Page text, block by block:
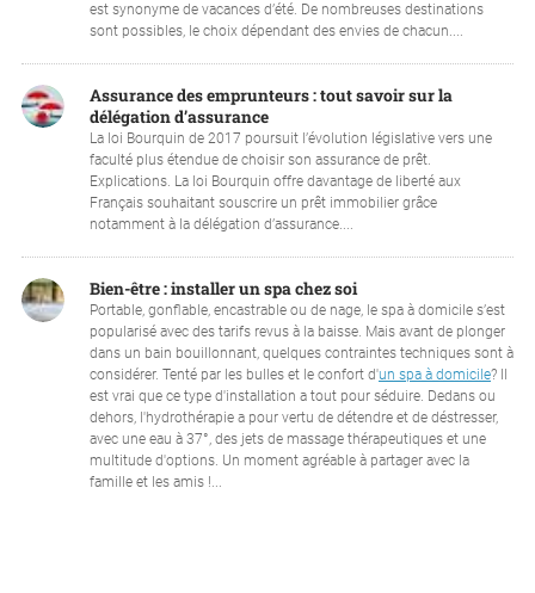
est synonyme de vacances d’été. De nombreuses destinations
sont possibles, le choix dépendant des envies de chacun....
Assurance des emprunteurs : tout savoir sur la
délégation d’assurance
La loi Bourquin de 2017 poursuit l’évolution législative vers une
faculté plus étendue de choisir son assurance de prêt.
Explications. La loi Bourquin offre davantage de liberté aux
Français souhaitant souscrire un prêt immobilier grâce
notamment à la délégation d’assurance....
Bien-être : installer un spa chez soi
Portable, gonflable, encastrable ou de nage, le spa à domicile s’est
popularisé avec des tarifs revus à la baisse. Mais avant de plonger
dans un bain bouillonnant, quelques contraintes techniques sont à
considérer. Tenté par les bulles et le confort d'un spa à domicile? Il
est vrai que ce type d'installation a tout pour séduire. Dedans ou
dehors, l'hydrothérapie a pour vertu de détendre et de déstresser,
avec une eau à 37°, des jets de massage thérapeutiques et une
multitude d'options. Un moment agréable à partager avec la
famille et les amis !...